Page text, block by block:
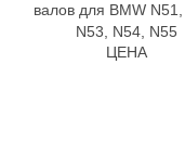
валов для BMW N51,
N53, N54, N55
ЦЕНА